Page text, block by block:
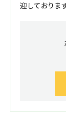
迎しております